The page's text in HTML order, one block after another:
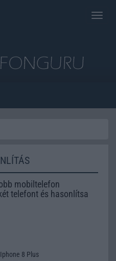
Toggle
mobiltelefon
telefont és hasonlítsa
8 Plus